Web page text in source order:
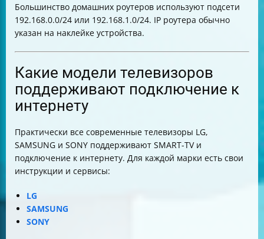
Большинство домашних роутеров используют подсети
192.168.0.0/24 или 192.168.1.0/24. IP роутера обычно
указан на наклейке устройства.
Какие модели телевизоров
поддерживают подключение к
интернету
Практически все современные телевизоры LG,
SAMSUNG и SONY поддерживают SMART-TV и
подключение к интернету. Для каждой марки есть свои
инструкции и сервисы:
LG
SAMSUNG
SONY